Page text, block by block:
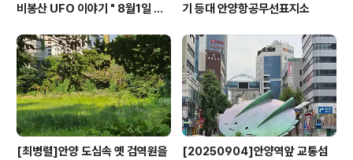
비봉산 UFO 이야기 " 8월1일 방
기 등대 안양항공무선표지소
[최병렬]안양 도심속 옛 검역원을
[20250904]안양역앞 교통섬